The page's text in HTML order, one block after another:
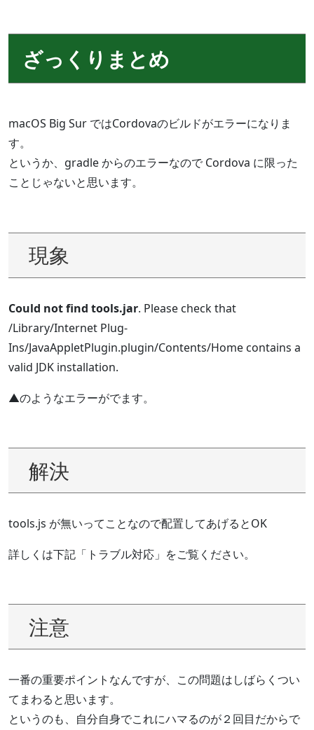
ざっくりまとめ
macOS Big Sur ではCordovaのビルドがエラーになりま
す。
というか、gradle からのエラーなので Cordova に限った
ことじゃないと思います。
現象
Could not find tools.jar. Please check that
/Library/Internet Plug-
Ins/JavaAppletPlugin.plugin/Contents/Home contains a
valid JDK installation.
▲のようなエラーがでます。
解決
tools.js が無いってことなので配置してあげるとOK
詳しくは下記「トラブル対応」をご覧ください。
注意
一番の重要ポイントなんですが、この問題はしばらくつい
てまわると思います。
というのも、自分自身でこれにハマるのが２回目だからで